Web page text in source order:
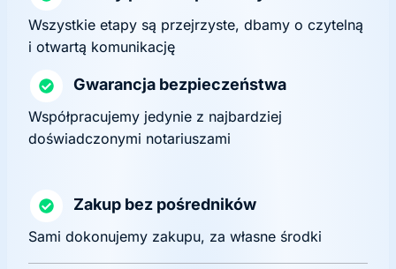
Wszystkie etapy są przejrzyste, dbamy o czytelną
i otwartą komunikację
Gwarancja bezpieczeństwa
Współpracujemy jedynie z najbardziej
doświadczonymi notariuszami
Zakup bez pośredników
Sami dokonujemy zakupu, za własne środki